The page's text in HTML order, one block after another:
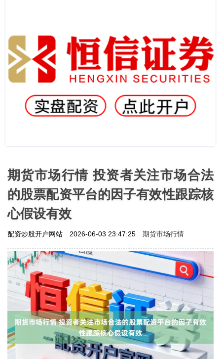
期货市场行情 投资者关注市场合法
的股票配资平台的因子有效性跟踪核
心假设有效
配资炒股开户网站 2026-06-03 23:47:25 期货市场行情